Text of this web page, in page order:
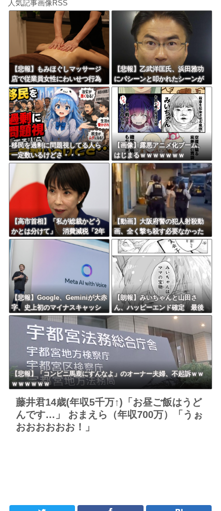
白石「あ、あきら様……？」あきら「……白石」
8/4のニュース
更新中止のお知らせ
海外「おめでとうタキ！」リヴァプール南野がバースデーゴール！！
Powered by livedoor 相互RSS
人気記事画像RSS
【悲報】もみほぐしマッサージ
店で従業員女性にわいせつ行為
かで男を逮捕ｗｗｗｗｗｗｗｗ
ｗ
【悲報】乙武洋匡氏、浜田雅功
にパシーンと叩かれたシーンが
オンエアされず「障害者相手だ
と放送されなくなる。俺、逆差
別だと思って」
移民を過剰に問題視してる人ら
一定数いるけどさ・・・
【画像】露悪アニメ化ブーム、
はじまるｗｗｗｗｗｗｗ
【高市首相】「私が総裁かどう
かとは分けて」 消費減税「2年
後に私の責任で戻す」発言を説
【動画】大阪府警の犯人射殺動
画、全く撃ち殺す必要なかった
ｗｗｗｗｗｗｗｗｗｗｗ
【悲報】Google、Geminiが大赤
字、史上初のマイナスキャッシ
ュフローに陥る・・・
【朗報】みいちゃんと山田さ
ん、ハッピーエンド確定 最後
はママに埋葬される
【悲報】「コンビニ馬鹿にすんなよ」のオーナー夫婦、不起訴ｗｗ
ｗｗｗｗｗｗ
藤井君14歳(年収5千万↑)「お昼ご飯はうど
んです…」 おまえら（年収700万）「うぉ
おおおおおお！」